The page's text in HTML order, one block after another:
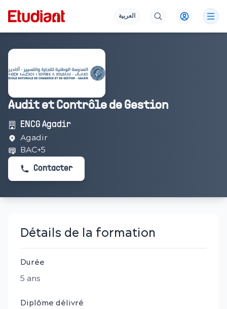
العربية
Audit et Contrôle de Gestion
ENCG Agadir
Agadir
BAC+5
Contacter
Détails de la formation
Durée
5 ans
Diplôme délivré